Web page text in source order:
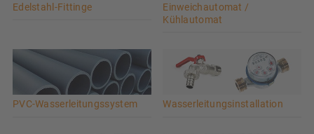
Edelstahl-Fittinge
Einweichautomat /
Kühlautomat
PVC-Wasserleitungssystem Wasserleitungsinstallation